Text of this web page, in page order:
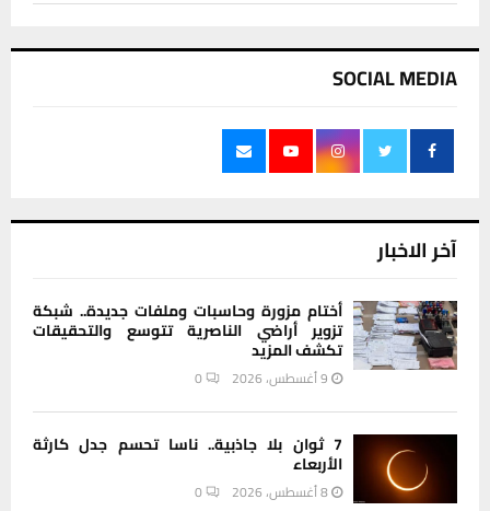
SOCIAL MEDIA
آخر الاخبار
أختام مزورة وحاسبات وملفات جديدة.. شبكة
تزوير أراضي الناصرية تتوسع والتحقيقات
تكشف المزيد
9 أغسطس، 2026 0
7 ثوان بلا جاذبية.. ناسا تحسم جدل كارثة
الأربعاء
8 أغسطس، 2026 0